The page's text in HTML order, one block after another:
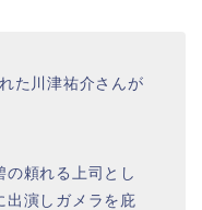
た川津祐介さんが
頼れる上司とし
出演しガメラを庇